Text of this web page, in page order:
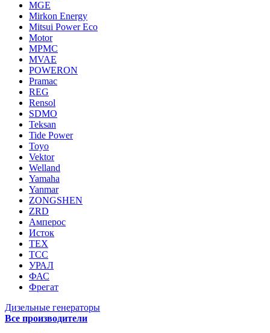
MGE
Mirkon Energy
Mitsui Power Eco
Motor
MPMC
MVAE
POWERON
Pramac
REG
Rensol
SDMO
Teksan
Tide Power
Toyo
Vektor
Welland
Yamaha
Yanmar
ZONGSHEN
ZRD
Амперос
Исток
ТЕХ
ТСС
УРАЛ
ФАС
Фрегат
Дизельные генераторы
Все производители